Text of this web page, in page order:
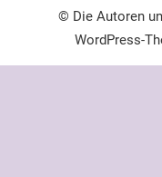
© Die Autoren
WordPress-